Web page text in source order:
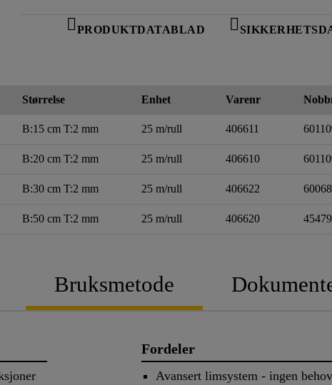
PRODUKTDATABLAD
Størrelse Enhet Varenr
B:15 cm T:2 mm 25 m/rull 406611
B:20 cm T:2 mm 25 m/rull 406610
B:30 cm T:2 mm 25 m/rull 406622
B:50 cm T:2 mm 25 m/rull 406620
Bruksmetode
Fordeler
Avansert limsystem - ingen